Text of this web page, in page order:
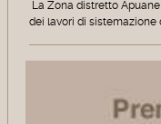
La Zona distretto
dei lavori di sistemazione